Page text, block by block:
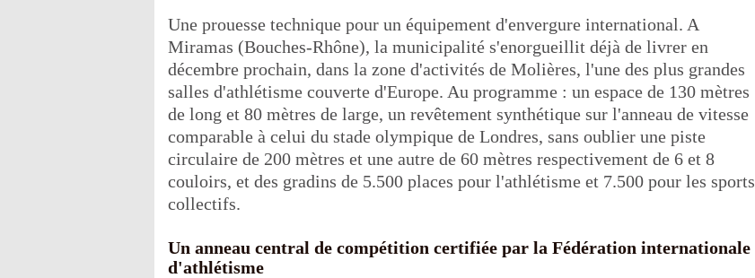
Une prouesse technique pour un équipement d'envergure international. A
Miramas (Bouches-Rhône), la municipalité s'enorgueillit déjà de livrer en
décembre prochain, dans la zone d'activités de Molières, l'une des plus grandes
salles d'athlétisme couverte d'Europe. Au programme : un espace de 130 mètres
de long et 80 mètres de large, un revêtement synthétique sur l'anneau de vitesse
comparable à celui du stade olympique de Londres, sans oublier une piste
circulaire de 200 mètres et une autre de 60 mètres respectivement de 6 et 8
couloirs, et des gradins de 5.500 places pour l'athlétisme et 7.500 pour les sports
collectifs.
Un anneau central de compétition certifiée par la Fédération internationale
d'athlétisme